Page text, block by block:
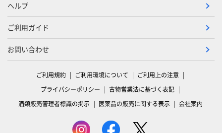
ヘルプ
ご利用ガイド
お問い合わせ
ご利用規約 ご利用環境について
ご利用上の注意
プライバシーポリシー
古物営業法に基づく表記
酒類販売管理者標識の掲示
医薬品の販売に関する表示 会社案内